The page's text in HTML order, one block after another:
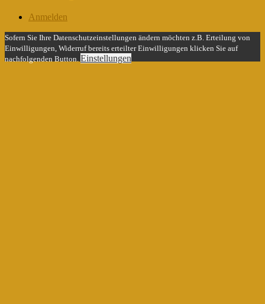
Anmelden
Sofern Sie Ihre Datenschutzeinstellungen ändern möchten z.B. Erteilung von
Einwilligungen, Widerruf bereits erteilter Einwilligungen klicken Sie auf
nachfolgenden Button. Einstellungen